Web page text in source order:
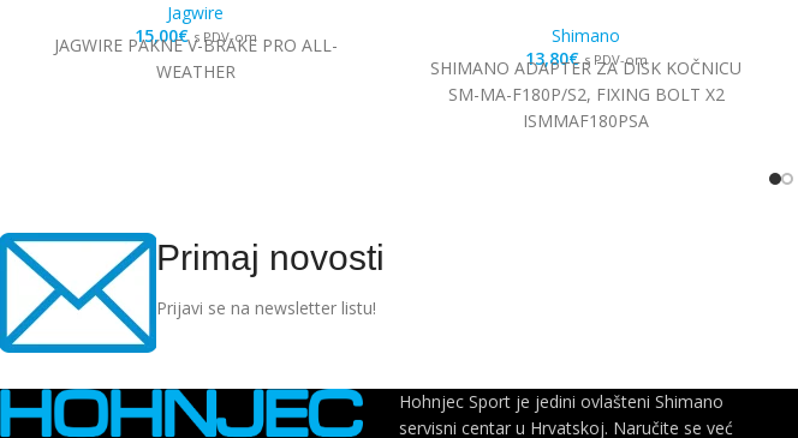
Jagwire
15,00€ s PDV-om
JAGWIRE PAKNE V-BRAKE PRO ALL-
WEATHER
Shimano
13,80€ s PDV-om
SHIMANO ADAPTER ZA DISK KOČNICU
SM-MA-F180P/S2, FIXING BOLT X2
ISMMAF180PSA
Primaj novosti
Prijavi se na newsletter listu!
Hohnjec Sport je jedini ovlašteni Shimano
servisni centar u Hrvatskoj. Naručite se već